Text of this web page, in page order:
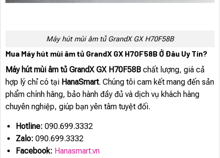
Máy hút mùi âm tủ GrandX GX H70F58B
Mua Máy hút mùi âm tủ GrandX GX H70F58B Ở Đâu Uy Tín?
Máy hút mùi âm tủ GrandX GX H70F58B chất lượng, giá cả
hợp lý chỉ có tại HanaSmart. Chúng tôi cam kết mang đến sản
phẩm chính hãng, bảo hành đầy đủ và dịch vụ khách hàng
chuyên nghiệp, giúp bạn yên tâm tuyệt đối.
Hotline: 090.699.3332
Zalo: 090.699.3332
Facebook: Hanasmart.vn